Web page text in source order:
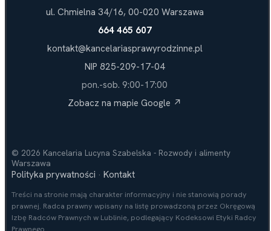
ul. Chmielna 34/16, 00-020 Warszawa
664 465 607
kontakt@kancelariasprawyrodzinne.pl
NIP 825-209-17-04
pon.-sob. 9:00-17:00
Zobacz na mapie Google ↗
© 2026 Kancelaria Lucyna Szabelska - Rozwody i alimenty
Warszawa
Polityka prywatności · Kontakt
Treści na stronie mają charakter informacyjny i nie stanowią porady
prawnej. Radca prawny wpisany na listę prowadzoną przez Okręgową
Izbę Radców Prawnych w Lublinie, podlegający Kodeksowi Etyki Radcy
Prawnego.